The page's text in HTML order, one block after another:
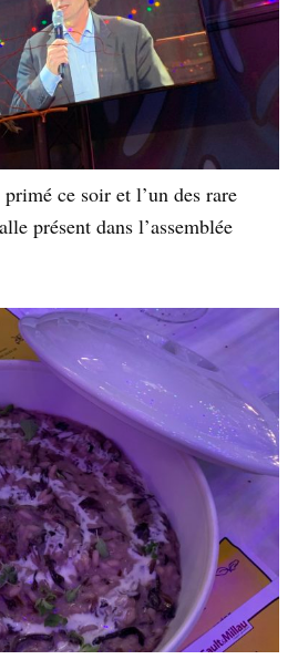
ce soir et l’un des rare
présent dans l’assemblée